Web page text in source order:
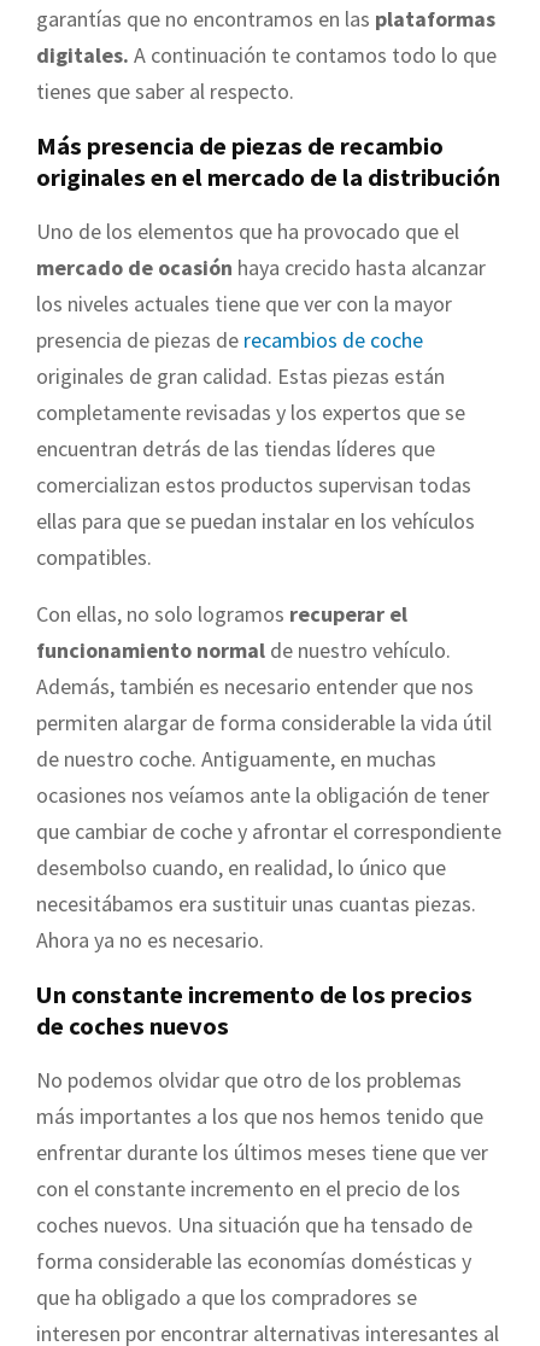
garantías que no encontramos en las plataformas
digitales. A continuación te contamos todo lo que
tienes que saber al respecto.
Más presencia de piezas de recambio
originales en el mercado de la distribución
Uno de los elementos que ha provocado que el
mercado de ocasión haya crecido hasta alcanzar
los niveles actuales tiene que ver con la mayor
presencia de piezas de recambios de coche
originales de gran calidad. Estas piezas están
completamente revisadas y los expertos que se
encuentran detrás de las tiendas líderes que
comercializan estos productos supervisan todas
ellas para que se puedan instalar en los vehículos
compatibles.
Con ellas, no solo logramos recuperar el
funcionamiento normal de nuestro vehículo.
Además, también es necesario entender que nos
permiten alargar de forma considerable la vida útil
de nuestro coche. Antiguamente, en muchas
ocasiones nos veíamos ante la obligación de tener
que cambiar de coche y afrontar el correspondiente
desembolso cuando, en realidad, lo único que
necesitábamos era sustituir unas cuantas piezas.
Ahora ya no es necesario.
Un constante incremento de los precios
de coches nuevos
No podemos olvidar que otro de los problemas
más importantes a los que nos hemos tenido que
enfrentar durante los últimos meses tiene que ver
con el constante incremento en el precio de los
coches nuevos. Una situación que ha tensado de
forma considerable las economías domésticas y
que ha obligado a que los compradores se
interesen por encontrar alternativas interesantes al